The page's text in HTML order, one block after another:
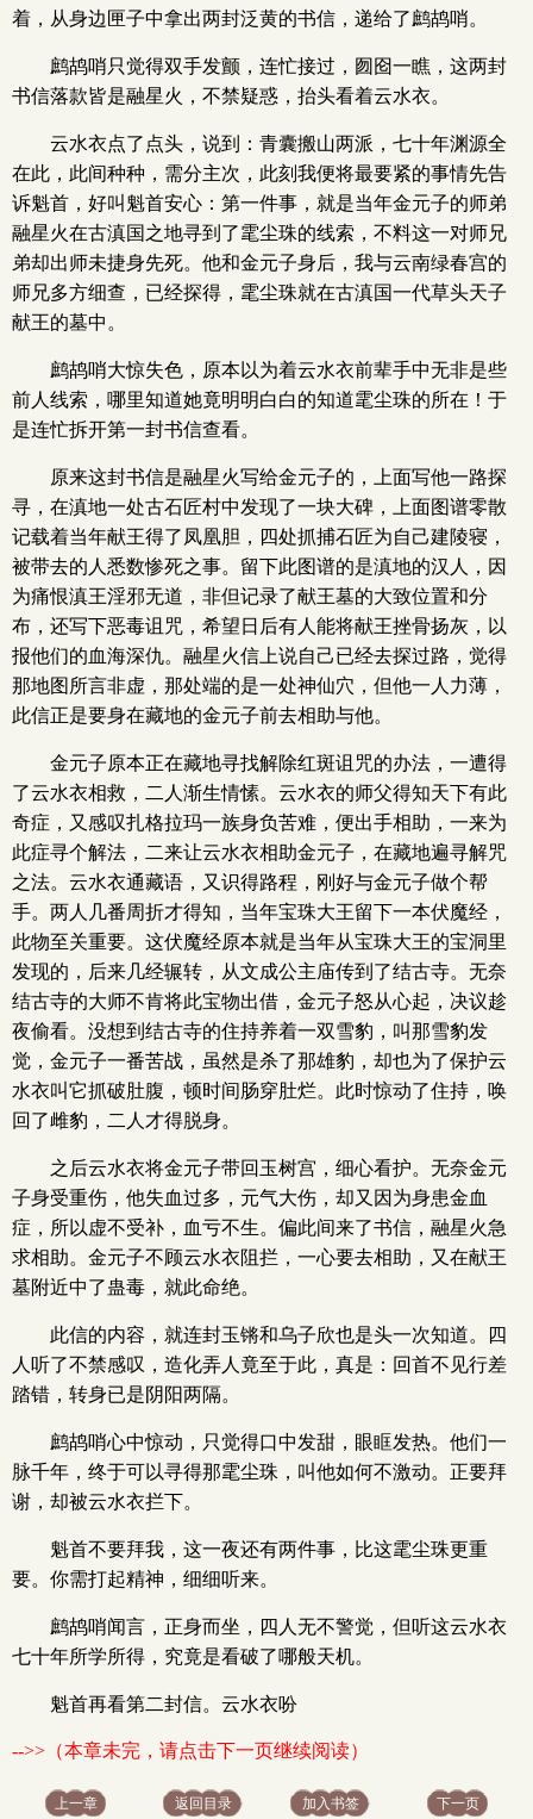
着，从身边匣子中拿出两封泛黄的书信，递给了鹧鸪哨。
鹧鸪哨只觉得双手发颤，连忙接过，囫囵一瞧，这两封
书信落款皆是融星火，不禁疑惑，抬头看着云水衣。
云水衣点了点头，说到：青囊搬山两派，七十年渊源全
在此，此间种种，需分主次，此刻我便将最要紧的事情先告
诉魁首，好叫魁首安心：第一件事，就是当年金元子的师弟
融星火在古滇国之地寻到了雮尘珠的线索，不料这一对师兄
弟却出师未捷身先死。他和金元子身后，我与云南绿春宫的
师兄多方细查，已经探得，雮尘珠就在古滇国一代草头天子
献王的墓中。
鹧鸪哨大惊失色，原本以为着云水衣前辈手中无非是些
前人线索，哪里知道她竟明明白白的知道雮尘珠的所在！于
是连忙拆开第一封书信查看。
原来这封书信是融星火写给金元子的，上面写他一路探
寻，在滇地一处古石匠村中发现了一块大碑，上面图谱零散
记载着当年献王得了凤凰胆，四处抓捕石匠为自己建陵寝，
被带去的人悉数惨死之事。留下此图谱的是滇地的汉人，因
为痛恨滇王淫邪无道，非但记录了献王墓的大致位置和分
布，还写下恶毒诅咒，希望日后有人能将献王挫骨扬灰，以
报他们的血海深仇。融星火信上说自己已经去探过路，觉得
那地图所言非虚，那处端的是一处神仙穴，但他一人力薄，
此信正是要身在藏地的金元子前去相助与他。
金元子原本正在藏地寻找解除红斑诅咒的办法，一遭得
了云水衣相救，二人渐生情愫。云水衣的师父得知天下有此
奇症，又感叹扎格拉玛一族身负苦难，便出手相助，一来为
此症寻个解法，二来让云水衣相助金元子，在藏地遍寻解咒
之法。云水衣通藏语，又识得路程，刚好与金元子做个帮
手。两人几番周折才得知，当年宝珠大王留下一本伏魔经，
此物至关重要。这伏魔经原本就是当年从宝珠大王的宝洞里
发现的，后来几经辗转，从文成公主庙传到了结古寺。无奈
结古寺的大师不肯将此宝物出借，金元子怒从心起，决议趁
夜偷看。没想到结古寺的住持养着一双雪豹，叫那雪豹发
觉，金元子一番苦战，虽然是杀了那雄豹，却也为了保护云
水衣叫它抓破肚腹，顿时间肠穿肚烂。此时惊动了住持，唤
回了雌豹，二人才得脱身。
之后云水衣将金元子带回玉树宫，细心看护。无奈金元
子身受重伤，他失血过多，元气大伤，却又因为身患金血
症，所以虚不受补，血亏不生。偏此间来了书信，融星火急
求相助。金元子不顾云水衣阻拦，一心要去相助，又在献王
墓附近中了蛊毒，就此命绝。
此信的内容，就连封玉锵和乌子欣也是头一次知道。四
人听了不禁感叹，造化弄人竟至于此，真是：回首不见行差
踏错，转身已是阴阳两隔。
鹧鸪哨心中惊动，只觉得口中发甜，眼眶发热。他们一
脉千年，终于可以寻得那雮尘珠，叫他如何不激动。正要拜
谢，却被云水衣拦下。
魁首不要拜我，这一夜还有两件事，比这雮尘珠更重
要。你需打起精神，细细听来。
鹧鸪哨闻言，正身而坐，四人无不警觉，但听这云水衣
七十年所学所得，究竟是看破了哪般天机。
魁首再看第二封信。云水衣吩
-->>（本章未完，请点击下一页继续阅读）
上一章 返回目录 加入书签 下一页